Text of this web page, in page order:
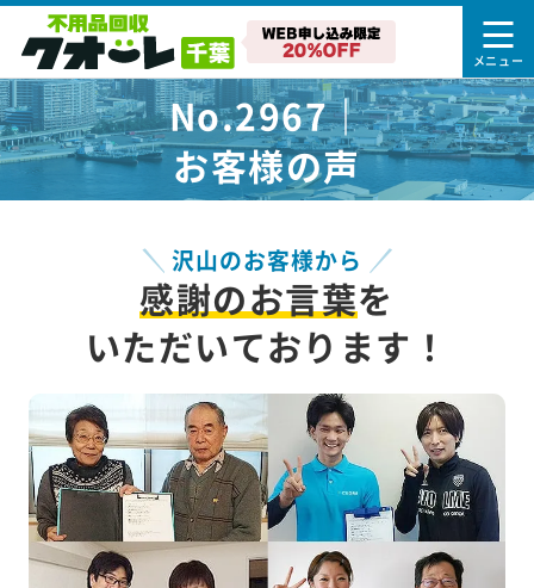
No.2967｜
お客様の声
沢山のお客様から
感謝のお言葉を
いただいております！